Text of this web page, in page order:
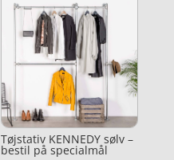
Tøjstativ KENNEDY sølv –
bestil på specialmål